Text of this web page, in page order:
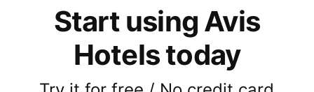
Start using Avis
Hotels today